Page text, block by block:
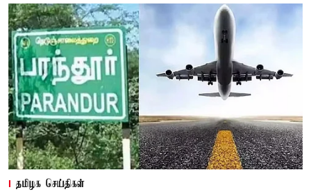
தமிழக செய்திகள்